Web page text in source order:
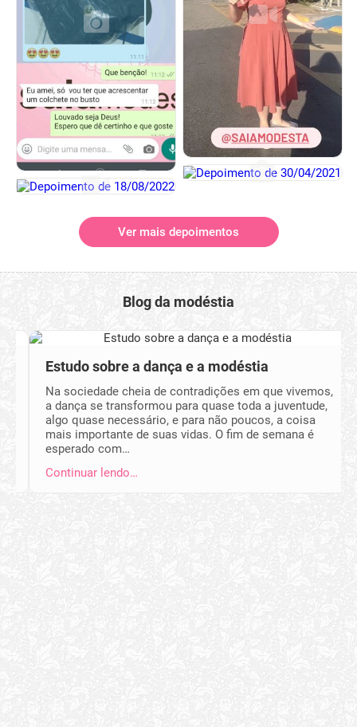
Ver mais depoimentos
Blog da modéstia
Estudo sobre a dança e a modéstia
Na sociedade cheia de contradições em que vivemos,
a dança se transformou para quase toda a juventude,
algo quase necessário, e para não poucos, a coisa
mais importante de suas vidas. O fim de semana é
esperado com…
Continuar lendo…